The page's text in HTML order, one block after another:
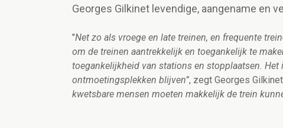
Georges Gilkinet levendige, aangename en
"Net zo als vroege en late treinen, en frequente
om de treinen aantrekkelijk en toegankelijk te
toegankelijkheid van stations en stopplaatsen.
ontmoetingsplekken blijven”, zegt Georges
kwetsbare mensen moeten makkelijk de trein